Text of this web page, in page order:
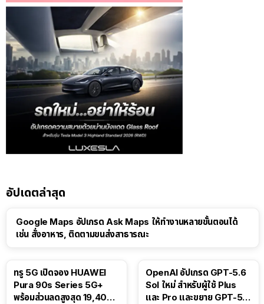
อัปเดตล่าสุด
Google Maps อัปเกรด Ask Maps ให้ทำงานหลายขั้นตอนได้
เช่น สั่งอาหาร, ติดตามขนส่งสาธารณะ
ทรู 5G เปิดจอง HUAWEI
Pura 90s Series 5G+
พร้อมส่วนลดสูงสุด 19,400
OpenAI อัปเกรด GPT-5.6
Sol ใหม่ สำหรับผู้ใช้ Plus
และ Pro และขยาย GPT-5.6